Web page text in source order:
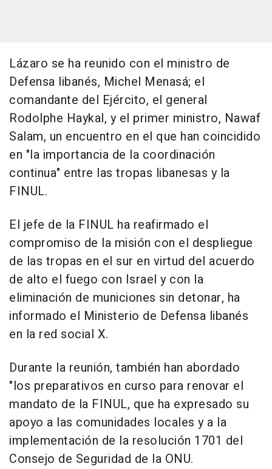
Lázaro se ha reunido con el ministro de
Defensa libanés, Michel Menasá; el
comandante del Ejército, el general
Rodolphe Haykal, y el primer ministro, Nawaf
Salam, un encuentro en el que han coincidido
en "la importancia de la coordinación
continua" entre las tropas libanesas y la
FINUL.
El jefe de la FINUL ha reafirmado el
compromiso de la misión con el despliegue
de las tropas en el sur en virtud del acuerdo
de alto el fuego con Israel y con la
eliminación de municiones sin detonar, ha
informado el Ministerio de Defensa libanés
en la red social X.
Durante la reunión, también han abordado
"los preparativos en curso para renovar el
mandato de la FINUL, que ha expresado su
apoyo a las comunidades locales y a la
implementación de la resolución 1701 del
Consejo de Seguridad de la ONU.